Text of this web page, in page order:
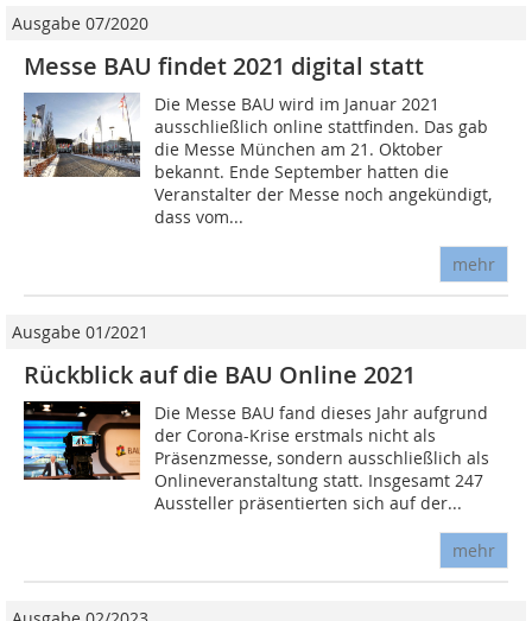
Ausgabe 07/2020
Messe BAU findet 2021 digital statt
Die Messe BAU wird im Januar 2021
ausschließlich online stattfinden. Das gab
die Messe München am 21. Oktober
bekannt. Ende September hatten die
Veranstalter der Messe noch angekündigt,
dass vom...
mehr
Ausgabe 01/2021
Rückblick auf die BAU Online 2021
Die Messe BAU fand dieses Jahr aufgrund
der Corona-Krise erstmals nicht als
Präsenzmesse, sondern ausschließlich als
Onlineveranstaltung statt. Insgesamt 247
Aussteller präsentierten sich auf der...
mehr